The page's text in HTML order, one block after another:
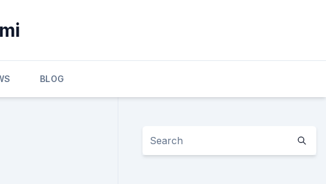
BLOG